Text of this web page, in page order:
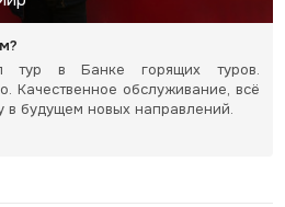
тур в Банке горящих туров.
Качественное обслуживание, всё
будущем новых направлений.